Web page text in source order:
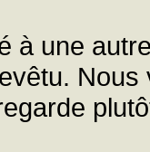
à une